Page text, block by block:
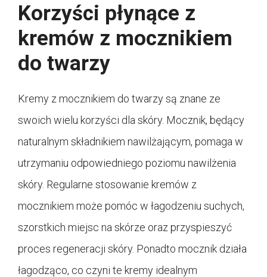
Korzyści płynące z
kremów z mocznikiem
do twarzy
Kremy z mocznikiem do twarzy są znane ze
swoich wielu korzyści dla skóry. Mocznik, będący
naturalnym składnikiem nawilżającym, pomaga w
utrzymaniu odpowiedniego poziomu nawilżenia
skóry. Regularne stosowanie kremów z
mocznikiem może pomóc w łagodzeniu suchych,
szorstkich miejsc na skórze oraz przyspieszyć
proces regeneracji skóry. Ponadto mocznik działa
łagodząco, co czyni te kremy idealnym